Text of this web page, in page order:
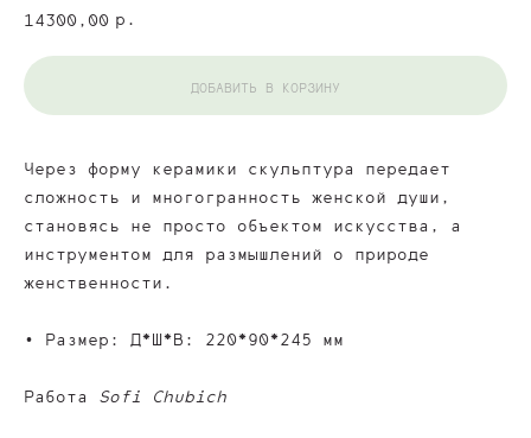
14300,00 р.
ДОБАВИТЬ В КОРЗИНУ
Через форму керамики скульптура передает
сложность и многогранность женской души,
становясь не просто объектом искусства, а
инструментом для размышлений о природе
женственности.
• Размер: Д*Ш*В: 220*90*245 мм
Работа Sofi Chubich